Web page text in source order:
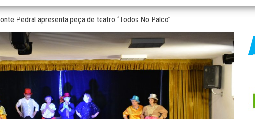
Pedral apresenta peça de teatro “Todos No Palco”